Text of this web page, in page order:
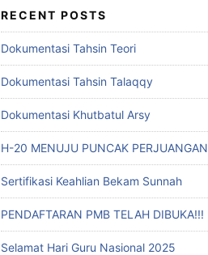
RECENT POSTS
Dokumentasi Tahsin Teori
Dokumentasi Tahsin Talaqqy
Dokumentasi Khutbatul Arsy
H-20 MENUJU PUNCAK PERJUANGAN
Sertifikasi Keahlian Bekam Sunnah
PENDAFTARAN PMB TELAH DIBUKA!!!
Selamat Hari Guru Nasional 2025